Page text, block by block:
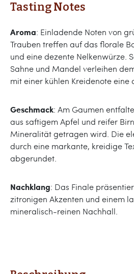
Tasting Notes
Aroma: Einladende Noten von
Trauben treffen auf das florale
und eine dezente Nelkenwürze.
Sahne und Mandel verleihen
mit einer kühlen Kreidenote eine
Geschmack: Am Gaumen
aus saftigem Apfel und reifer
Mineralität getragen wird. Die
durch eine markante, kreidige
abgerundet.
Nachklang: Das Finale
zitronigen Akzenten und einem
mineralisch-reinen Nachhall.